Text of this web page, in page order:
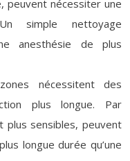
peuvent nécessiter une
simple nettoyage
anesthésie de plus
nécessitent des
plus longue. Par
plus sensibles, peuvent
longue durée qu’une